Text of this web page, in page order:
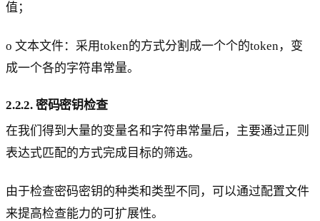
值；
o 文本文件：采用token的方式分割成一个个的token，变
成一个各的字符串常量。
2.2.2. 密码密钥检查
在我们得到大量的变量名和字符串常量后，主要通过正则
表达式匹配的方式完成目标的筛选。
由于检查密码密钥的种类和类型不同，可以通过配置文件
来提高检查能力的可扩展性。